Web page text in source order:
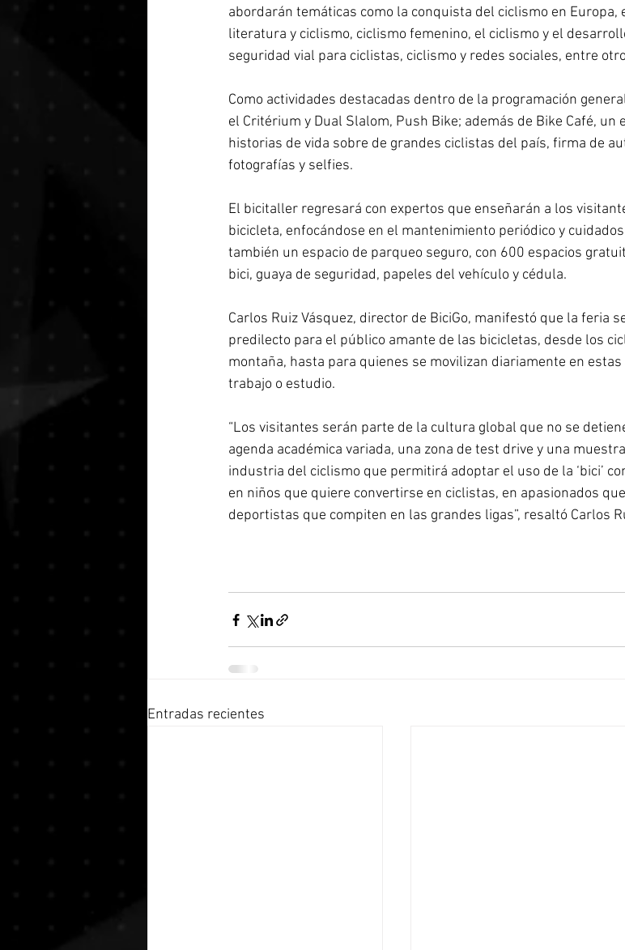
abordarán temáticas como la conquista del ciclismo en Europa,
literatura y ciclismo, ciclismo femenino, el ciclismo y el
seguridad vial para ciclistas, ciclismo y redes sociales, entre
Como actividades destacadas dentro de la programación
el Critérium y Dual Slalom, Push Bike; además de Bike Café,
historias de vida sobre de grandes ciclistas del país, firma de
fotografías y selfies.
El bicitaller regresará con expertos que enseñarán a los
bicicleta, enfocándose en el mantenimiento periódico y
también un espacio de parqueo seguro, con 600 espacios
bici, guaya de seguridad, papeles del vehículo y cédula.
Carlos Ruiz Vásquez, director de BiciGo, manifestó que la feria
predilecto para el público amante de las bicicletas, desde los
montaña, hasta para quienes se movilizan diariamente en
trabajo o estudio.
“Los visitantes serán parte de la cultura global que no se
agenda académica variada, una zona de test drive y una
industria del ciclismo que permitirá adoptar el uso de la ‘bici’
en niños que quiere convertirse en ciclistas, en apasionados
deportistas que compiten en las grandes ligas”, resaltó Carlos
Entradas recientes